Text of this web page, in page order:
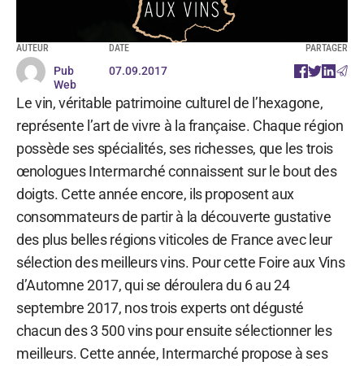
AUTEUR
Pub
Web
DATE
07.09.2017
PARTAGER
Le vin, véritable patrimoine culturel de l’hexagone,
représente l’art de vivre à la française. Chaque région
possède ses spécialités, ses richesses, que les trois
œnologues Intermarché connaissent sur le bout des
doigts. Cette année encore, ils proposent aux
consommateurs de partir à la découverte gustative
des plus belles régions viticoles de France avec leur
sélection des meilleurs vins. Pour cette Foire aux Vins
d’Automne 2017, qui se déroulera du 6 au 24
septembre 2017, nos trois experts ont dégusté
chacun des 3 500 vins pour ensuite sélectionner les
meilleurs. Cette année, Intermarché propose à ses